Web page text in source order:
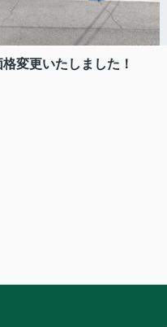
変更いたしました！